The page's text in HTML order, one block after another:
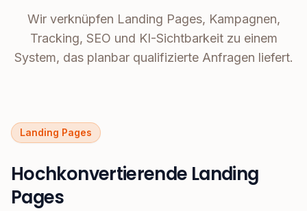
Wir verknüpfen Landing Pages, Kampagnen,
Tracking, SEO und KI-Sichtbarkeit zu einem
System, das planbar qualifizierte Anfragen liefert.
Landing Pages
Hochkonvertierende Landing
Pages